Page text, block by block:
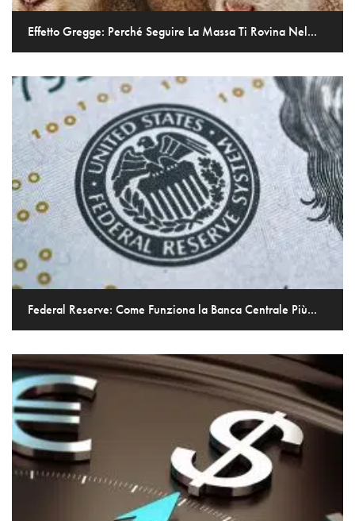
Effetto Gregge: Perché Seguire La Massa Ti Rovina Nel...
Federal Reserve: Come Funziona la Banca Centrale Più...